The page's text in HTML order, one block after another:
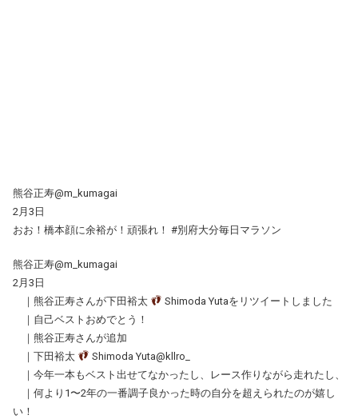
熊谷正寿@m_kumagai
2月3日
おお！橋本顔に余裕が！頑張れ！ #別府大分毎日マラソン
熊谷正寿@m_kumagai
2月3日
｜熊谷正寿さんが下田裕太
Shimoda Yutaをリツイートしました
｜自己ベストおめでとう！
｜熊谷正寿さんが追加
｜下田裕太
Shimoda Yuta@kllro_
｜今年一本もベスト出せてなかったし、レース作りながら走れたし、
｜何より1〜2年の一番調子良かった時の自分を超えられたのが嬉し
い！